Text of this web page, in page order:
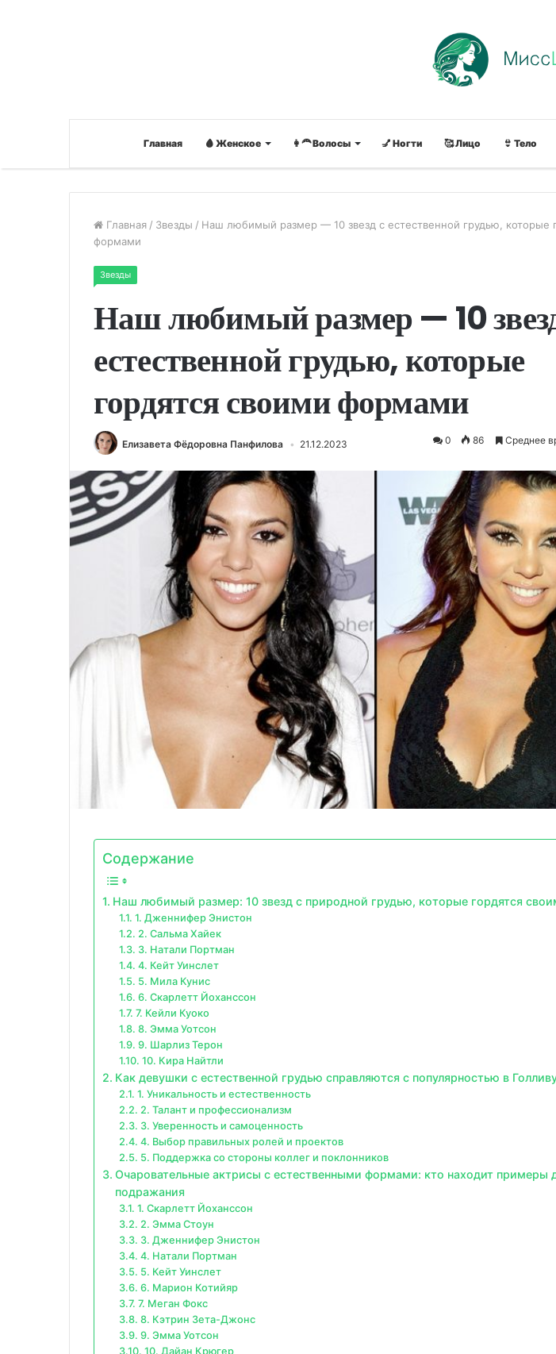
Главная 🩸 Женское 👩‍🦰 Волосы 💅 Ногти 🥰 Лицо 👙 Тело
Главная / Звезды / Наш любимый размер — 10 звезд с естественной грудью, которые
формами
Звезды
Наш любимый размер — 10
естественной грудью, которые
гордятся своими формами
Елизавета Фёдоровна Панфилова 21.12.2023 0 86 Среднее
Содержание
Наш любимый размер: 10 звезд с природной грудью, которые гордятся
1. Дженнифер Энистон
2. Сальма Хайек
3. Натали Портман
4. Кейт Уинслет
5. Мила Кунис
6. Скарлетт Йоханссон
7. Кейли Куоко
8. Эмма Уотсон
9. Шарлиз Терон
10. Кира Найтли
Как девушки с естественной грудью справляются с популярностью в
1. Уникальность и естественность
2. Талант и профессионализм
3. Уверенность и самоценность
4. Выбор правильных ролей и проектов
5. Поддержка со стороны коллег и поклонников
Очаровательные актрисы с естественными формами: кто находит примеры
подражания
1. Скарлетт Йоханссон
2. Эмма Стоун
3. Дженнифер Энистон
4. Натали Портман
5. Кейт Уинслет
6. Марион Котийяр
7. Меган Фокс
8. Кэтрин Зета-Джонс
9. Эмма Уотсон
10. Дайан Крюгер